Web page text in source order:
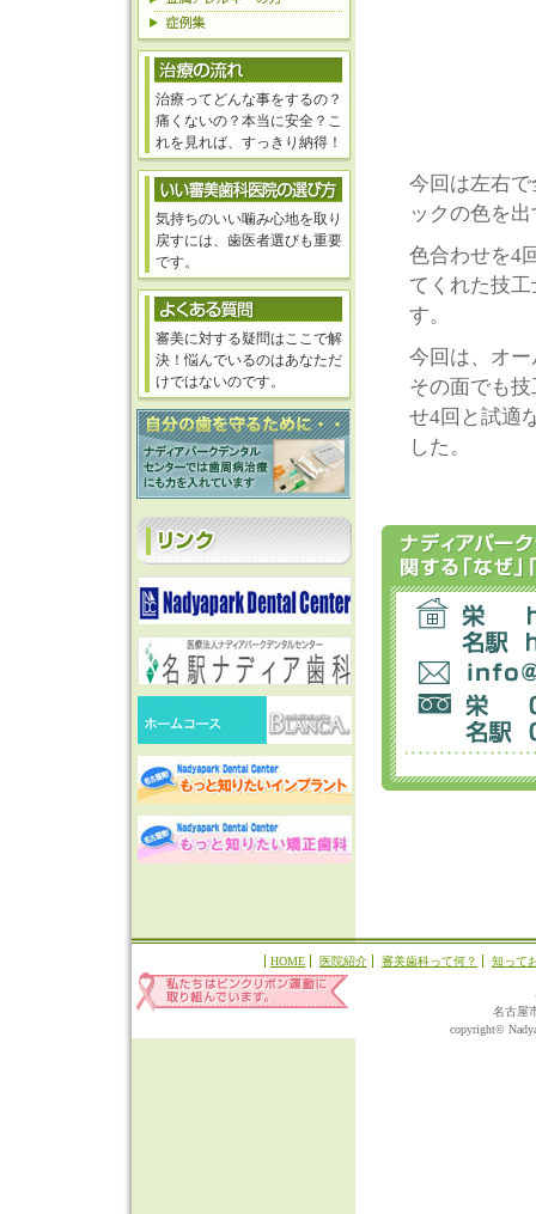
今回は左右
ックの色を
色合わせを4
てくれた技
す。
今回は、オ
その面でも
せ4回と試適
した。
治療ってどんな事をするの？
痛くないの？本当に安全？こ
れを見れば、すっきり納得！
気持ちのいい噛み心地を取り
戻すには、歯医者選びも重要
です。
審美に対する疑問はここで解
決！悩んでいるのはあなただ
けではないのです。
HOME 医院紹介 審美歯科って何？ 知って
名古屋
copyright©